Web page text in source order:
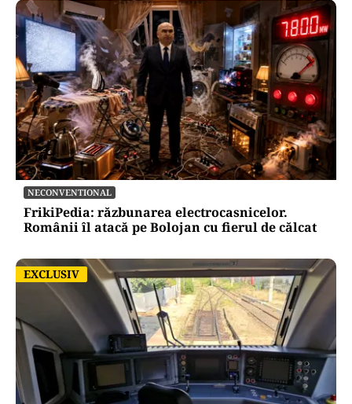
NECONVENTIONAL
FrikiPedia: răzbunarea electrocasnicelor.
Românii îl atacă pe Bolojan cu fierul de călcat
EXCLUSIV
EXCLUSIV